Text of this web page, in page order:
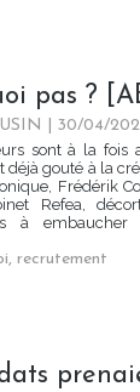
pas ?
| 30/04/
sont à la fois
déjà gouté à la
Frédérik
Refea,
à
, recrutement